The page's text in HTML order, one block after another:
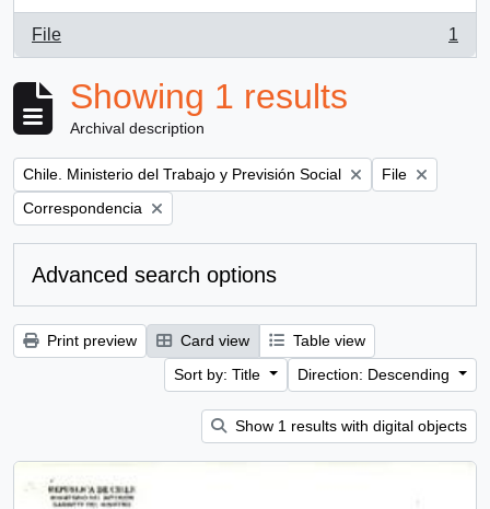
File
, 1 results
1
Showing 1 results
Archival description
Remove filter:
Chile. Ministerio del Trabajo y Previsión Social Remove filter:
File
Remove filter:
Correspondencia
Advanced search options
Print preview Card view
Table view
Sort by: Title
Direction: Descending
Show 1 results with digital objects